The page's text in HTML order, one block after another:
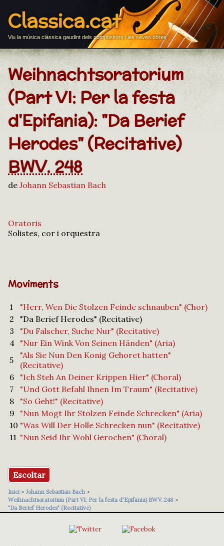
Classica.cat
Viu la música clàssica gaudint dels compositors i les seves obres
Weihnachtsoratorium
(Part VI: Per la festa
d'Epifania): "Da Berief
Herodes" (Recitative)
BWV. 248
de Johann Sebastian Bach
Oratoris
Solistes, cor i orquestra
Moviments
1
"Herr, Wen Die Stolzen Feinde schnauben" (Chor)
2
"Da Berief Herodes" (Recitative)
3
"Du Falscher, Suche Nur" (Recitative)
4 "Nur Ein Wink Von Seinen Händen" (Aria)
5
"Als Sie Nun Den Konig Gehoret hatten"
(Recitative)
6
"Ich Steh An Deiner Krippen Hier" (Choral)
7
"Und Gott Befahl Ihnen Im Traum" (Recitative)
8
"So Geht!" (Recitative)
9
"Nun Mogt Ihr Stolzen Feinde Schrecken" (Aria)
10 "Was Will Der Holle Schrecken nun" (Recitative)
11 "Nun Seid Ihr Wohl Gerochen" (Choral)
Escoltar
Inici > Johann Sebastian Bach >
Weihnachtsoratorium (Part VI: Per la festa d'Epifania) BWV. 248 >
"Da Berief Herodes" (Recitative)